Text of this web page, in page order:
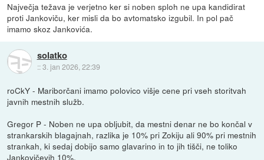
Največja težava je verjetno ker si noben sploh ne upa kandidirat
proti Jankoviču, ker misli da bo avtomatsko izgubil. In pol pač
imamo skoz Jankovića.
solatko
::3. jan 2026, 22:39
roCkY - Mariborčani imamo polovico višje cene pri vseh storitvah
javnih mestnih služb.
Gregor P - Noben ne upa obljubit, da mestni denar ne bo končal v
strankarskih blagajnah, razlika je 10% pri Zokiju ali 90% pri mestnih
strankah, ki sedaj dobijo samo glavarino in to jih tišči, ne toliko
Jankovičevih 10%.